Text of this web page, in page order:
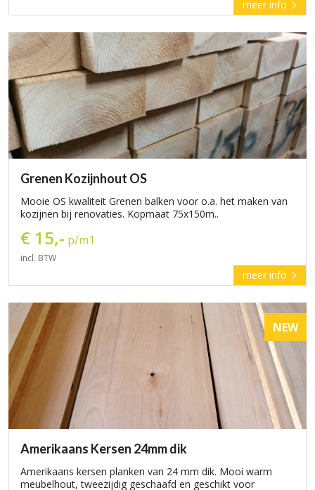
meer info
Grenen Kozijnhout OS
Mooie OS kwaliteit Grenen balken voor o.a. het maken van
kozijnen bij renovaties. Kopmaat 75x150m..
€ 15,- p/m1
incl. BTW
meer info
NEW
Amerikaans Kersen 24mm dik
Amerikaans kersen planken van 24 mm dik. Mooi warm
meubelhout, tweezijdig geschaafd en geschikt voor